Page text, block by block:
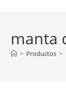
manta
> Productos >